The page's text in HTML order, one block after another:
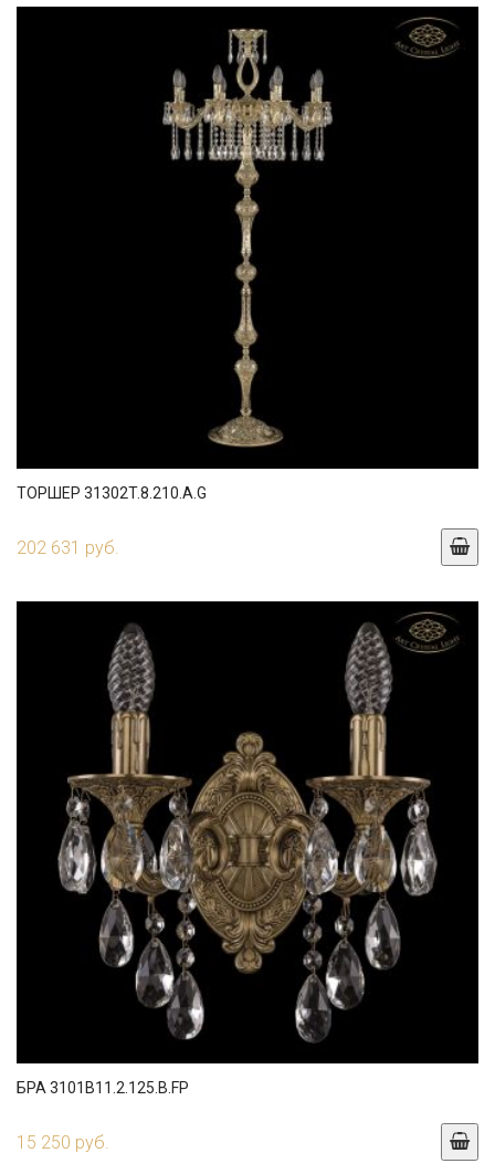
ТОРШЕР 31302T.8.210.A.G
202 631 руб.
БРА 3101B11.2.125.B.FP
15 250 руб.